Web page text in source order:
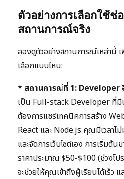
ตัวอย่างการเลือกใช้ช่
สถานการณ์จริง
ลองดูตัวอย่างสถานการณ์เหล่านี้
เลือกแบบไหน:
* สถานการณ์ที่ 1: Developer
เป็น Full-stack Developer ที่มี
ต้องการแชร์เทคนิคการสร้าง
React และ Node.js คุณมีเวลาไ
และจัดการเว็บไซต์เอง การเริ่มต้
ราคาประมาณ $50-$100 (ช่วงโป
จะช่วยให้คุณเข้าถึงผู้เรียนได้เร็ว แ